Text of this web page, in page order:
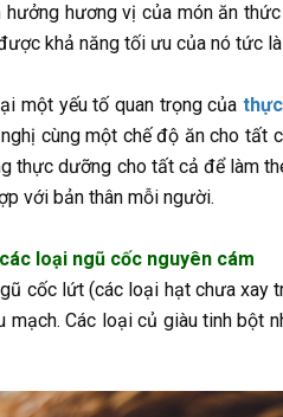
hưởng hương vị của món ăn
khả năng tối ưu của nó tức
một yếu tố quan trọng của
cùng một chế độ ăn cho tất
thực dưỡng cho tất cả để làm
với bản thân mỗi người.
loại ngũ cốc nguyên cám
cốc lứt (các loại hạt chưa xay
mạch. Các loại củ giàu tinh bột